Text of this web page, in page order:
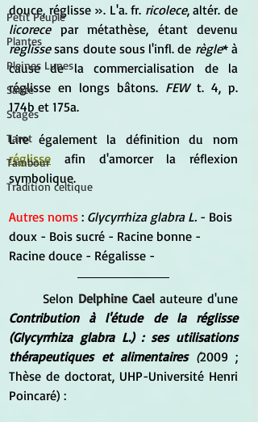
Petit Peuple
Plantes
Pleines Lunes
Santé
Stages
Tarot
Tambour
Tradition celtique
douce, réglisse ». L'a. fr. ricolece
licorece
reglisse sans doute sous l'infl. de règle* à
cause de la commercialisation de la
réglisse en longs bâtons. FEW t. 4, p.
174b et 175a.
réglisse afin d'amorcer la réflexion
symbolique.
Autres noms : Glycyrrhiza glabra L. - Bois
doux - Bois sucré - Racine bonne -
Racine douce - Régalisse -
	Selon
Delphine Cael auteure d'une
Contribution à l'étude de la réglisse
(Glycyrrhiza glabra L.) : ses utilisations
thérapeutiques et alimentaires (2009 ;
Thèse de doctorat, UHP-Université Henri
Poincaré) :